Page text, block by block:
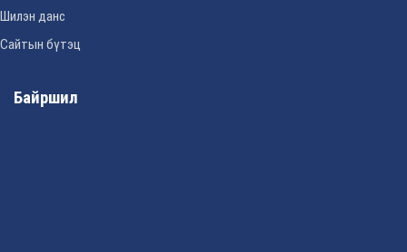
Шилэн данс
Сайтын бүтэц
Байршил